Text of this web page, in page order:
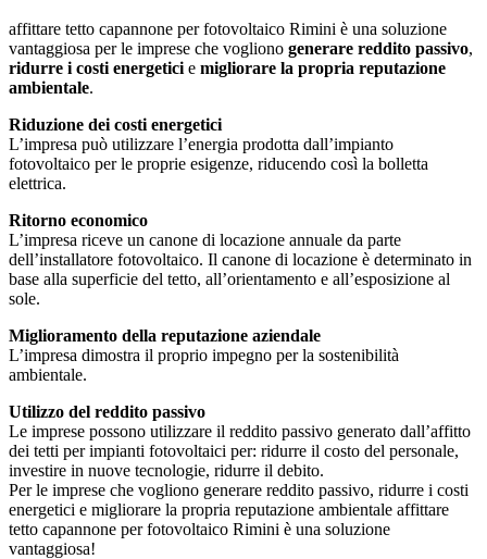
affittare tetto capannone per fotovoltaico Rimini è una soluzione
vantaggiosa per le imprese che vogliono generare reddito passivo,
ridurre i costi energetici e migliorare la propria reputazione
ambientale.
Riduzione dei costi energetici
L’impresa può utilizzare l’energia prodotta dall’impianto
fotovoltaico per le proprie esigenze, riducendo così la bolletta
elettrica.
Ritorno economico
L’impresa riceve un canone di locazione annuale da parte
dell’installatore fotovoltaico. Il canone di locazione è determinato in
base alla superficie del tetto, all’orientamento e all’esposizione al
sole.
Miglioramento della reputazione aziendale
L’impresa dimostra il proprio impegno per la sostenibilità
ambientale.
Utilizzo del reddito passivo
Le imprese possono utilizzare il reddito passivo generato dall’affitto
dei tetti per impianti fotovoltaici per: ridurre il costo del personale,
investire in nuove tecnologie, ridurre il debito.
Per le imprese che vogliono generare reddito passivo, ridurre i costi
energetici e migliorare la propria reputazione ambientale affittare
tetto capannone per fotovoltaico Rimini è una soluzione
vantaggiosa!